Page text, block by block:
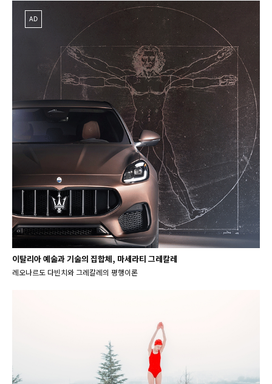
AD
이탈리아 예술과 기술의 집합체, 마세라티 그레칼레
레오나르도 다빈치와 그레칼레의 평행이론